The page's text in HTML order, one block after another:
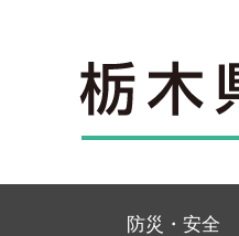
栃木県
防災・安全